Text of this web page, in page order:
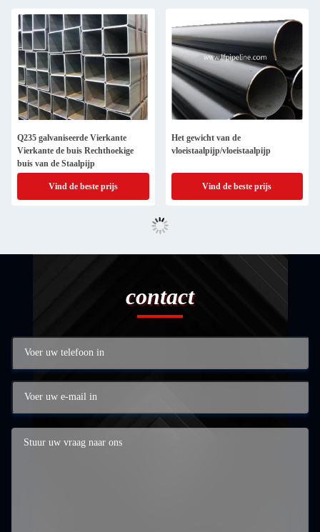
Q235 galvaniseerde Vierkante
Vierkante de buis Rechthoekige
buis van de Staalpijp
Vind de beste prijs
Het gewicht van de
vloeistaalpijp/vloeistaalpijp
Vind de beste prijs
contact